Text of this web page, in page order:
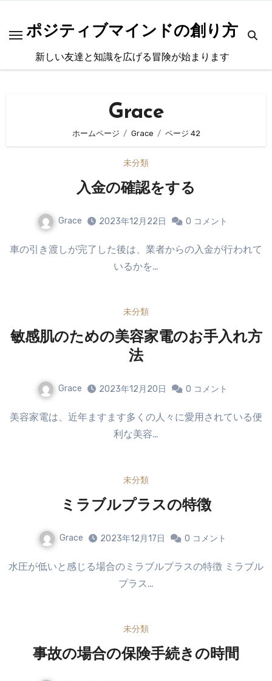
ポジティブマインドの創り方
新しい友達と知識を広げる冒険が始まります
Grace
ホームページ Grace ページ 42
未分類
入金の確認をする
Grace 2023年12月22日 0 コメント
車の引き渡しが完了した後は、業者からの入金が行われて
いるかを…
未分類
敏感肌のための美容家電のお手入れ方
法
Grace 2023年12月20日 0 コメント
美容家電は、近年ますます多くの人々に愛用されている便
利な美容…
未分類
ミラブルプラスの特徴
Grace 2023年12月17日 0 コメント
水圧が低いと感じる場合のミラブルプラスの特徴 ミラブル
プラス…
未分類
事故の場合の保険手続きの時間